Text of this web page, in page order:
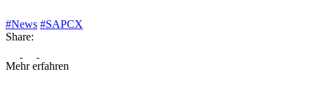
#News #SAPCX
Share:
Mehr erfahren